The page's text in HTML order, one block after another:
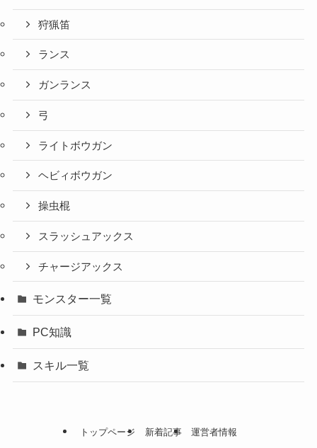
狩猟笛
ランス
ガンランス
弓
ライトボウガン
ヘビィボウガン
操虫棍
スラッシュアックス
チャージアックス
モンスター一覧
PC知識
スキル一覧
トップページ 新着記事 運営者情報